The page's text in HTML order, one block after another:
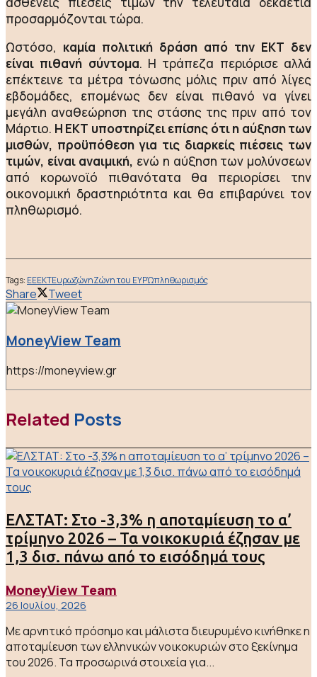
προσαρμόζονται τώρα.
Ωστόσο, καμία πολιτική δράση από την ΕΚΤ δεν
είναι πιθανή σύντομα. Η τράπεζα περιόρισε αλλά
επέκτεινε τα μέτρα τόνωσης μόλις πριν από λίγες
εβδομάδες, επομένως δεν είναι πιθανό να γίνει
μεγάλη αναθεώρηση της στάσης της πριν από τον
Μάρτιο. Η ΕΚΤ υποστηρίζει επίσης ότι η αύξηση των
μισθών, προϋπόθεση για τις διαρκείς πιέσεις των
τιμών, είναι αναιμική, ενώ η αύξηση των μολύνσεων
από κορωνοϊό πιθανότατα θα περιορίσει την
οικονομική δραστηριότητα και θα επιβαρύνει τον
πληθωρισμό.
Tags: ΕΕΕΚΤΕυρωζώνηΖώνη του ΕΥΡΏπληθωρισμός
Share Tweet
MoneyView Team
https://moneyview.gr
Related Posts
ΕΛΣΤΑΤ: Στο -3,3% η αποταμίευση το α’
τρίμηνο 2026 – Τα νοικοκυριά έζησαν με
1,3 δισ. πάνω από το εισόδημά τους
MoneyView Team
26 Ιουλίου, 2026
Με αρνητικό πρόσημο και μάλιστα διευρυμένο κινήθηκε η
αποταμίευση των ελληνικών νοικοκυριών στο ξεκίνημα
του 2026. Τα προσωρινά στοιχεία για...